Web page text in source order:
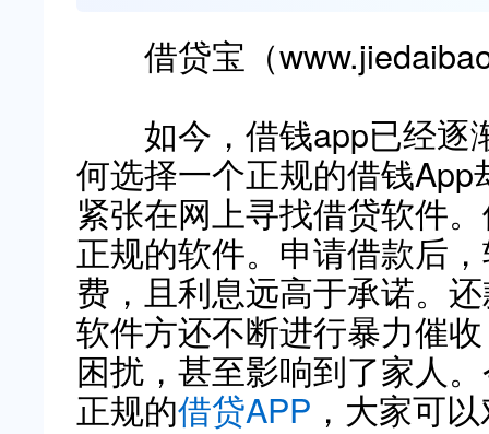
借贷宝（
如今，借钱app已经逐
何选择一个正规的借钱
紧张在网上寻找借贷软件
正规的软件。申请借款后
费，且利息远高于承诺。
软件方还不断进行暴力催
困扰，甚至影响到了家人
正规的借贷APP ，大家可